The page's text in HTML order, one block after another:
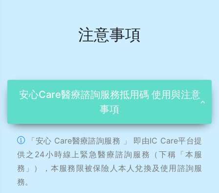
注意事項
安心Care醫療諮詢服務抵用碼 使用與注意
事項
「安心 Care醫療諮詢服務 」 即由IC Care平台提
供之24小時線上緊急醫療諮詢服務（下稱「本服
務」），本服務限被保險人本人兌換及使用諮詢服
務。